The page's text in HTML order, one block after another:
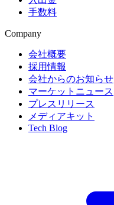
手数料
Company
会社概要
採用情報
会社からのお知らせ
マーケットニュース
プレスリリース
メディアキット
Tech Blog